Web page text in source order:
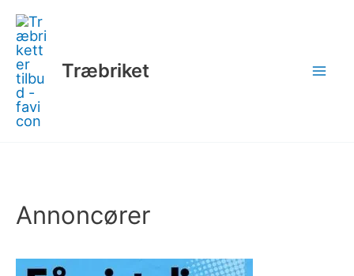
Gå
indholdet
Træbriket
Annoncører